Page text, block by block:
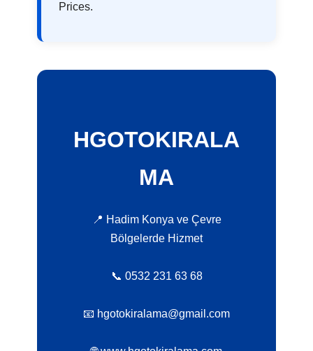
Prices.
HGOTOKIRALA
MA
📍 Hadim Konya ve Çevre
Bölgelerde Hizmet
📞 0532 231 63 68
📧 hgotokiralama@gmail.com